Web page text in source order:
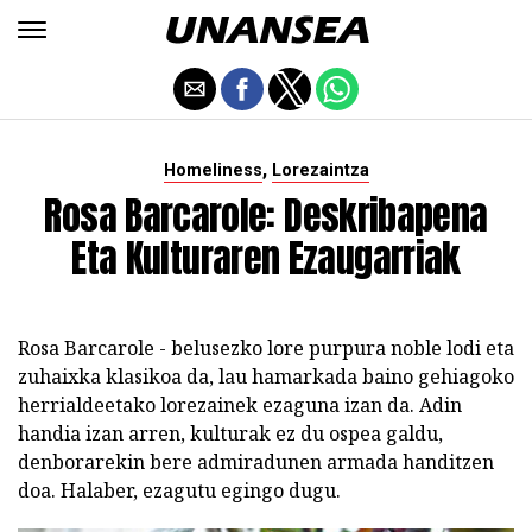
Homeliness, Lorezaintza
Rosa Barcarole: Deskribapena
Eta Kulturaren Ezaugarriak
Rosa Barcarole - belusezko lore purpura noble lodi eta
zuhaixka klasikoa da, lau hamarkada baino gehiagoko
herrialdeetako lorezainek ezaguna izan da. Adin
handia izan arren, kulturak ez du ospea galdu,
denborarekin bere admiradunen armada handitzen
doa. Halaber, ezagutu egingo dugu.